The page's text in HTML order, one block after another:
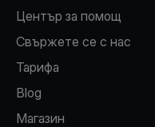
Център за помощ
Свържете се с нас
Тарифа
Blog
Магазин